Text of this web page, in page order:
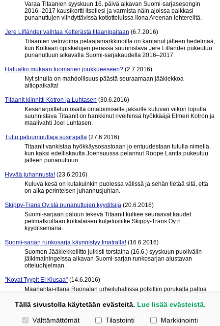
Varaa Titaanien syyskuun 16. päivä alkavan Suomi-sarjasesongin
2016–2017 kausikortti itsellesi ja varmista näin ajoissa paikkasi
punanuttujen viihdyttävissä kotiotteluissa Ilona Areenan lehtereiltä.
Jere Lifländer vaihtaa Ketterästä titaanipaitaan (6.7.2016)
Titaanien vetovoima pelaajamarkkinoilla on kantanut jälleen hedelmää,
kun Kotkaan opiskelujen perässä suunnistava Jere Lifländer pukeutuu
punanuttuun alkavalla Suomi-sarjakaudella 2016–2017.
Haluatko mukaan tuomarien joukkueeseen? (2.7.2016)
Nyt sinulla on mahdollisuus päästä seuraamaan jääkiekkoa
aitiopaikalta!
Titaanit kiinnitti Kotron ja Luhtasen (30.6.2016)
Kesäharjoittelun osalta omatoimiselle jaksolle kuluvan viikon lopulla
suunnistava Titaanit on hankkinut riveihinsä hyökkääjä Elmeri Kotron ja
maalivahti Joel Luhtasen.
Tuttu paluumuuttaja susirajalta (27.6.2016)
Titaanit vankistaa hyökkäysosastoaan jo entuudestaan tutulla nimellä,
kun kaksi edelliskautta Joensuussa pelannut Roope Lantta pukeutuu
jälleen punanuttuun.
Hyvää juhannusta! (23.6.2016)
Kuluva kesä on kutakuinkin puolessa välissä ja sehän tietää sitä, että
on aika perinteisen juhannusjuhlan.
Skippy-Trans Oy:stä punanuttujen kyyditsijä (20.6.2016)
Suomi-sarjaan paluun tekevä Titaanit kulkee seuraavat kaudet
pelimatkoillaan kotkalaisen kuljetusliike Skippy-Trans Oy:n
kyyditsemänä.
Suomi-sarjan runkosarja käynnistyy Imatralla! (16.6.2016)
Suomen Jääkiekkoliitto julkisti torstaina (16.6.) syyskuun puolivälin
jälkimainingeissa alkavan Suomi-sarjan runkosarjan alustavan
otteluohjelman.
”Kovat Tyypit EI Kiusaa” (14.6.2016)
Maanantai-iltana Ruonalan urheiluhallissa potkittiin porukalla palloa
seuraavat 10 »
Tällä sivustolla käytetään evästeitä. Lue lisää evästeistä.
Valitse käytettävät evästeet
Välttämättömät Tilastointi Markkinointi